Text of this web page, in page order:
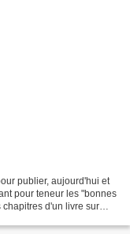
publier, aujourd'hui et
pour teneur les "bonnes
d'un livre sur